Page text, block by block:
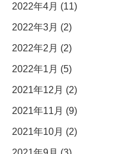
2022年4月 (11)
2022年3月 (2)
2022年2月 (2)
2022年1月 (5)
2021年12月 (2)
2021年11月 (9)
2021年10月 (2)